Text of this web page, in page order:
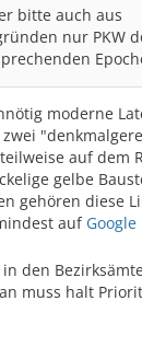
bitte auch aus
nur PKW
moderne
auf dem
gelbe
gehören diese
auf Google
den
muss halt